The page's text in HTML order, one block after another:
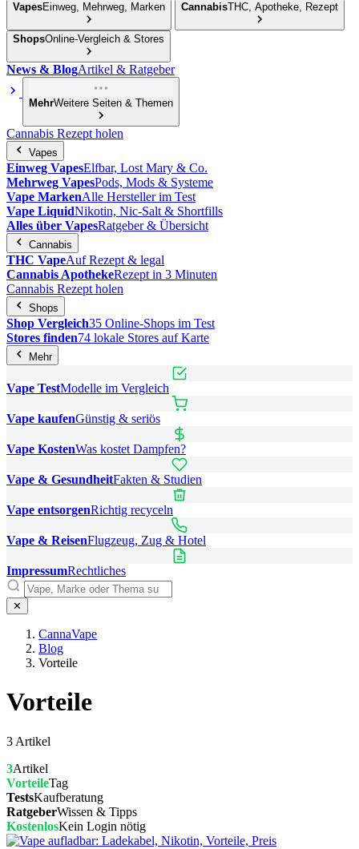
VapesEinweg, Mehrweg, Marken CannabisTHC, Apotheke, Rezept
ShopsOnline-Vergleich & Stores
News & BlogArtikel & Ratgeber
MehrWeitere Seiten & Themen
Cannabis Rezept holen
Vapes
Einweg VapesElfbar, Lost Mary & Co.
Mehrweg VapesPods, Mods & Systeme
Vape MarkenAlle Hersteller im Test
Vape LiquidNikotin, Nic-Salt & Shortfills
Alles über VapesRatgeber & Übersicht
Cannabis
THC VapeAuf Rezept & legal
Cannabis ApothekeRezept in 3 Minuten
Cannabis Rezept holen
Shops
Shop Vergleich35 Online-Shops im Test
Stores finden74 lokale Stores auf Karte
Mehr
Vape TestModelle im Vergleich
Vape kaufenGünstig & seriös
Vape KostenWas kostet Dampfen?
Vape & GesundheitFakten & Studien
Vape entsorgenRichtig recyceln
Vape & ReisenFlugzeug, Zug & Hotel
ImpressumRechtliches
✕
CannaVape
Blog
Vorteile
Vorteile
3 Artikel
3Artikel
VorteileTag
TestsKaufberatung
RatgeberWissen & Tipps
KostenlosKein Login nötig